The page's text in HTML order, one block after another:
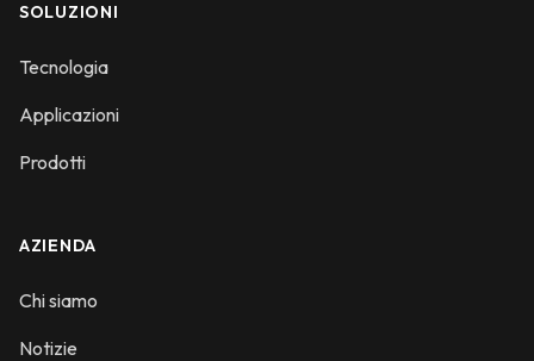
SOLUZIONI
Tecnologia
Applicazioni
Prodotti
AZIENDA
Chi siamo
Notizie